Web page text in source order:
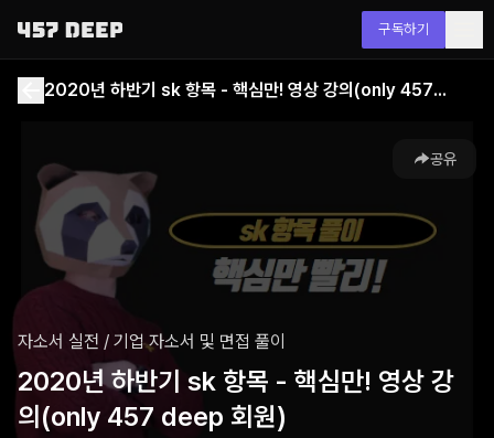
구독하기
2020년 하반기 sk 항목 - 핵심만! 영상 강의(only 457 deep 회원)
공유
자소서 실전 / 기업 자소서 및 면접 풀이
2020년 하반기 sk 항목 - 핵심만! 영상 강
의(only 457 deep 회원)